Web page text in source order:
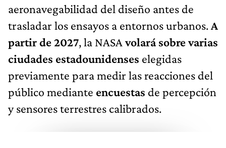
aeronavegabilidad del diseño antes de
trasladar los ensayos a entornos urbanos.A
partir de 2027, la NASAvolará sobre varias
ciudades estadounidenses elegidas
previamente para medir las reacciones del
público mediante encuestas de percepción
y sensores terrestres calibrados.